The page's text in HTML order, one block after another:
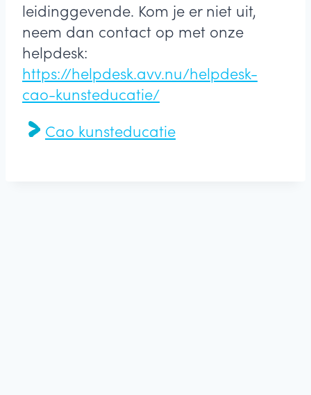
leidinggevende. Kom je er niet uit,
neem dan contact op met onze
helpdesk:
https://helpdesk.avv.nu/helpdesk-
cao-kunsteducatie/
Cao kunsteducatie